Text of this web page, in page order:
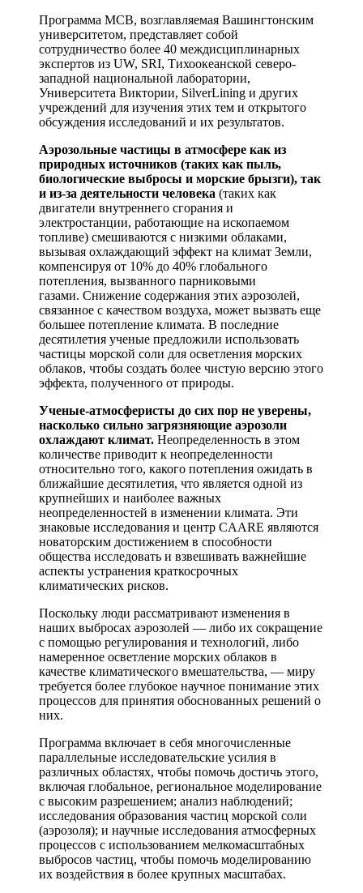
Программа MCB, возглавляемая Вашингтонским
университетом, представляет собой
сотрудничество более 40 междисциплинарных
экспертов из UW, SRI, Тихоокеанской северо-
западной национальной лаборатории,
Университета Виктории, SilverLining и других
учреждений для изучения этих тем и открытого
обсуждения исследований и их результатов.
Аэрозольные частицы в атмосфере как из
природных источников (таких как пыль,
биологические выбросы и морские брызги), так
и из-за деятельности человека (таких как
двигатели внутреннего сгорания и
электростанции, работающие на ископаемом
топливе) смешиваются с низкими облаками,
вызывая охлаждающий эффект на климат Земли,
компенсируя от 10% до 40% глобального
потепления, вызванного парниковыми
газами. Снижение содержания этих аэрозолей,
связанное с качеством воздуха, может вызвать еще
большее потепление климата. В последние
десятилетия ученые предложили использовать
частицы морской соли для осветления морских
облаков, чтобы создать более чистую версию этого
эффекта, полученного от природы.
Ученые-атмосферисты до сих пор не уверены,
насколько сильно загрязняющие аэрозоли
охлаждают климат. Неопределенность в этом
количестве приводит к неопределенности
относительно того, какого потепления ожидать в
ближайшие десятилетия, что является одной из
крупнейших и наиболее важных
неопределенностей в изменении климата. Эти
знаковые исследования и центр CAARE являются
новаторским достижением в способности
общества исследовать и взвешивать важнейшие
аспекты устранения краткосрочных
климатических рисков.
Поскольку люди рассматривают изменения в
наших выбросах аэрозолей — либо их сокращение
с помощью регулирования и технологий, либо
намеренное осветление морских облаков в
качестве климатического вмешательства, — миру
требуется более глубокое научное понимание этих
процессов для принятия обоснованных решений о
них.
Программа включает в себя многочисленные
параллельные исследовательские усилия в
различных областях, чтобы помочь достичь этого,
включая глобальное, региональное моделирование
с высоким разрешением; анализ наблюдений;
исследования образования частиц морской соли
(аэрозоля); и научные исследования атмосферных
процессов с использованием мелкомасштабных
выбросов частиц, чтобы помочь моделированию
их воздействия в более крупных масштабах.